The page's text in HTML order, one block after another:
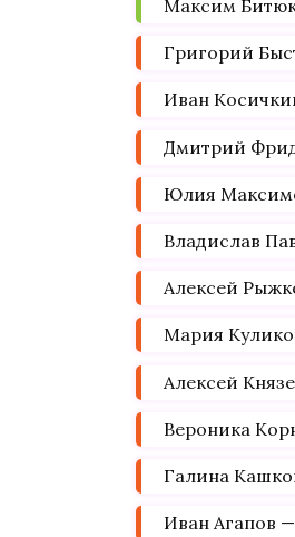
Максим
Григорий
Иван
Дмитрий
Юлия
Владислав
Алексей
Мария
Алексей
Вероника
Галина
Иван Агапов